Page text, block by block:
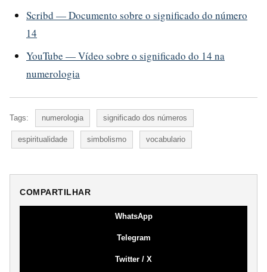
Scribd — Documento sobre o significado do número
14
YouTube — Vídeo sobre o significado do 14 na
numerologia
Tags: numerologia significado dos números
espiritualidade simbolismo vocabulario
COMPARTILHAR
WhatsApp
Telegram
Twitter / X